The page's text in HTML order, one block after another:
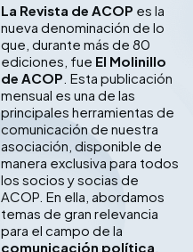
La Revista de ACOP es la
nueva denominación de lo
que, durante más de 80
ediciones, fue El Molinillo
de ACOP . Esta publicación
mensual es una de las
principales herramientas de
comunicación de nuestra
asociación, disponible de
manera exclusiva para todos
los socios y socias de
ACOP. En ella, abordamos
temas de gran relevancia
para el campo de la
comunicación política